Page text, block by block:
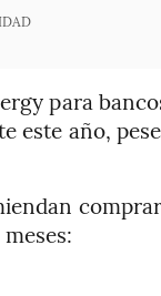
para
este año,